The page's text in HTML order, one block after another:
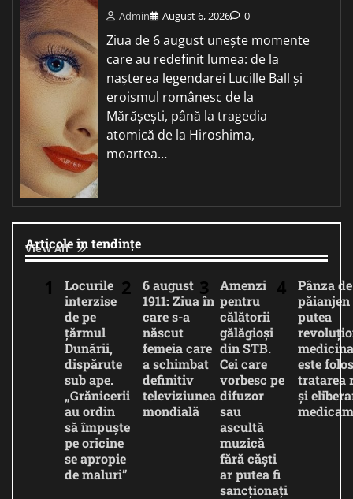
Admin August 6, 2026 0
Ziua de 6 august unește momente
care au redefinit lumea: de la
nașterea legendarei Lucille Ball și
eroismul românesc de la
Mărășești, până la tragedia
atomică de la Hiroshima,
moartea…
Articole în tendințe
View All
Locurile
interzise
de pe
țărmul
Dunării,
dispărute
sub ape.
„Grănicerii
au ordin
să împuște
pe oricine
se apropie
de maluri”
6 august
1911: Ziua în
care s-a
născut
femeia care
a schimbat
definitiv
televiziunea
mondială
Amenzi
pentru
călătorii
gălăgioși
din STB.
Cei care
vorbesc pe
difuzor
sau
ascultă
muzică
fără căști
ar putea fi
sancționați
Pânza de
păianjen
putea
este
tratarea
și